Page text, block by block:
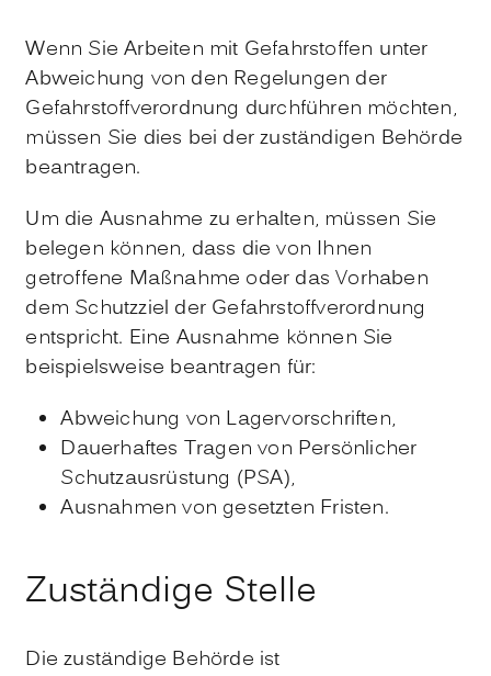
Wenn Sie Arbeiten mit Gefahrstoffen unter
Abweichung von den Regelungen der
Gefahrstoffverordnung durchführen möchten,
müssen Sie dies bei der zuständigen Behörde
beantragen.
Um die Ausnahme zu erhalten, müssen Sie
belegen können, dass die von Ihnen
getroffene Maßnahme oder das Vorhaben
dem Schutzziel der Gefahrstoffverordnung
entspricht. Eine Ausnahme können Sie
beispielsweise beantragen für:
Abweichung von Lagervorschriften,
Dauerhaftes Tragen von Persönlicher
Schutzausrüstung (PSA),
Ausnahmen von gesetzten Fristen.
Zuständige Stelle
Die zuständige Behörde ist